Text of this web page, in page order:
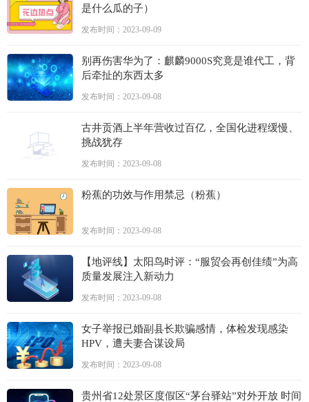
是什么瓜的子）
发布时间：2023-09-09
别再伤害华为了：麒麟9000S究竟是谁代工，背
后牵扯的东西太多
发布时间：2023-09-08
古井贡酒上半年营收过百亿，全国化进程缓慢、
挑战犹存
发布时间：2023-09-08
粉蕉的功效与作用禁忌（粉蕉）
发布时间：2023-09-08
【地评线】太阳鸟时评：“服贸会再创佳绩”为高
质量发展注入新动力
发布时间：2023-09-08
女子举报已婚副县长欺骗感情，体检发现感染
HPV，遭夫妻合谋设局
发布时间：2023-09-08
贵州省12处景区度假区“茅台驿站”对外开放 时间